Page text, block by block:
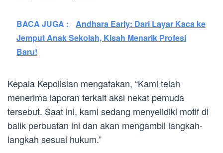
BACA JUGA :
Andhara Early: Dari Layar Kaca ke
Jemput Anak Sekolah, Kisah Menarik Profesi
Baru!
Kepala Kepolisian mengatakan, “Kami telah
menerima laporan terkait aksi nekat pemuda
tersebut. Saat ini, kami sedang menyelidiki motif di
balik perbuatan ini dan akan mengambil langkah-
langkah sesuai hukum.”